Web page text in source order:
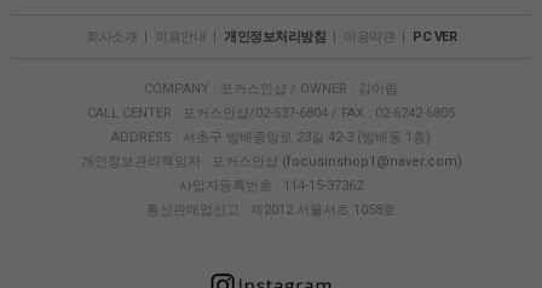
회사소개 | 이용안내 | 개인정보처리방침 | 이용약관 | PC VER
COMPANY : 포커스인샵 / OWNER : 김이림
CALL CENTER : 포커스인샵/02-537-6804 / FAX : 02-6242-6805
ADDRESS : 서초구 방배중앙로 23길 42-3 (방배동 1층)
개인정보관리책임자 : 포커스인샵 (focusinshop1@naver.com)
사업자등록번호 : 114-15-37362
통신판매업신고 : 제2012 서울서초 1058호